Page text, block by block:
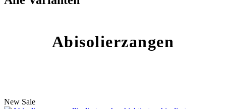
Abisolierzangen
New Sale